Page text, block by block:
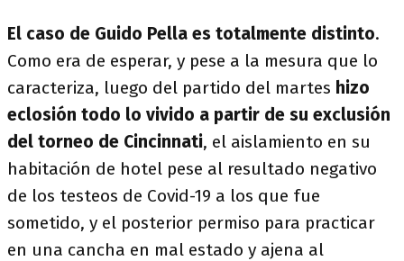
El caso de Guido Pella es totalmente distinto.
Como era de esperar, y pese a la mesura que lo
caracteriza, luego del partido del martes hizo
eclosión todo lo vivido a partir de su exclusión
del torneo de Cincinnati, el aislamiento en su
habitación de hotel pese al resultado negativo
de los testeos de Covid-19 a los que fue
sometido, y el posterior permiso para practicar
en una cancha en mal estado y ajena al